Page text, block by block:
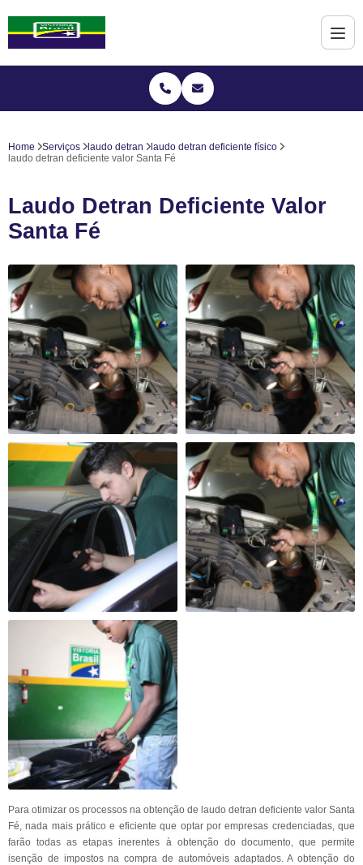
Home Serviços laudo detran
laudo detran deficiente físico
laudo detran deficiente valor Santa Fé
Laudo Detran Deficiente Valor
Santa Fé
Para otimizar os processos na obtenção de laudo detran deficiente valor Santa
Fé, nada mais prático e eficiente que optar por empresas credenciadas, que
farão todas as etapas inerentes à obtenção do documento, que permite
isenção de impostos na compra de automóveis adaptados. A obtenção do